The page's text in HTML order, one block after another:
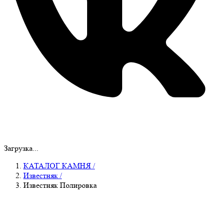
Загрузка...
КАТАЛОГ КАМНЯ /
Известняк /
Известняк Полировка